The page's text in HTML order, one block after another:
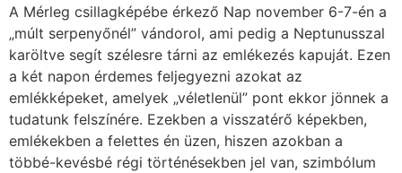
A Mérleg csillagképébe érkező Nap november 6-7-én a
„múlt serpenyőnél” vándorol, ami pedig a Neptunusszal
karöltve segít szélesre tárni az emlékezés kapuját. Ezen
a két napon érdemes feljegyezni azokat az
emlékképeket, amelyek „véletlenül” pont ekkor jönnek a
tudatunk felszínére. Ezekben a visszatérő képekben,
emlékekben a felettes én üzen, hiszen azokban a
többé-kevésbé régi történésekben jel van, szimbólum